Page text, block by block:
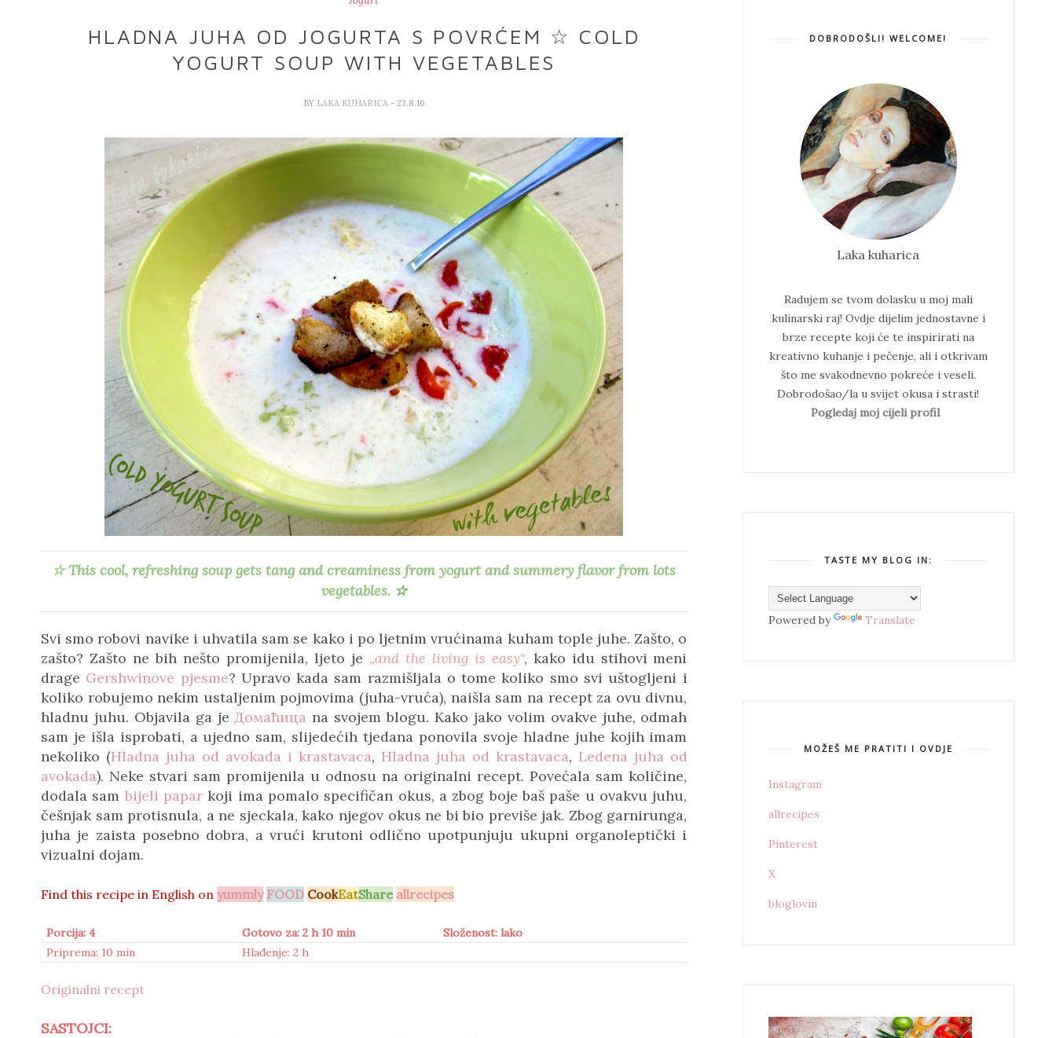
HLADNA JUHA OD JOGURTA S POVRĆEM ☆ COLD
YOGURT SOUP WITH VEGETABLES
BY LAKA KUHARICA - 23.8.16
☆ This cool, refreshing soup gets tang and creaminess from yogurt and summery flavor from lots
vegetables. ☆
Svi smo robovi navike i uhvatila sam se kako i po ljetnim vrućinama kuham tople juhe. Zašto, o
zašto? Zašto ne bih nešto promijenila, ljeto je „and the living is easy“, kako idu stihovi meni
drage Gershwinove pjesme? Upravo kada sam razmišljala o tome koliko smo svi uštogljeni i
koliko robujemo nekim ustaljenim pojmovima (juha-vruća), naišla sam na recept za ovu divnu,
hladnu juhu. Objavila ga jeДомаћица na svojem blogu. Kako jako volim ovakve juhe, odmah
sam je išla isprobati, a ujedno sam, slijedećih tjedana ponovila svoje hladne juhe kojih imam
nekoliko (Hladna juha od avokada i krastavaca, Hladna juha od krastavaca, Ledena juha od
avokada). Neke stvari sam promijenila u odnosu na originalni recept. Povećala sam količine,
dodala sam bijeli papar koji ima pomalo specifičan okus, a zbog boje baš paše u ovakvu juhu,
češnjak sam protisnula, a ne sjeckala, kako njegov okus ne bi bio previše jak. Zbog garnirunga,
juha je zaista posebno dobra, a vrući krutoni odlično upotpunjuju ukupni organoleptički i
vizualni dojam.
Find this recipe in English on yummly FOOD CookEatShare allrecipes
Porcija: 4 Gotovo za: 2 h 10 min
Složenost: lako
Priprema: 10 min
Hlađenje: 2 h
Originalni recept
SASTOJCI:
DOBRODOŠLI! WELCOME!
Laka kuharica
Radujem se tvom dolasku u moj mali
kulinarski raj! Ovdje dijelim jednostavne i
brze recepte koji će te inspirirati na
kreativno kuhanje i pečenje, ali i otkrivam
što me svakodnevno pokreće i veseli.
Dobrodošao/la u svijet okusa i strasti!
Pogledaj moj cijeli profil
TASTE MY BLOG IN:
Powered by Translate
MOŽEŠ ME PRATITI I OVDJE
Instagram
allrecipes
Pinterest
X
bloglovin